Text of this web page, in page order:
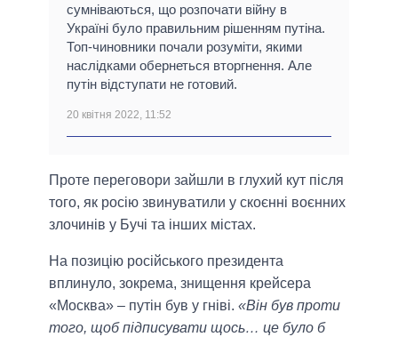
сумніваються, що розпочати війну в
Україні було правильним рішенням путіна.
Топ-чиновники почали розуміти, якими
наслідками обернеться вторгнення. Але
путін відступати не готовий.
20 квітня 2022, 11:52
Проте переговори зайшли в глухий кут після
того, як росію звинуватили у скоєнні воєнних
злочинів у Бучі та інших містах.
На позицію російського президента
вплинуло, зокрема, знищення крейсера
«Москва» – путін був у гніві. «Він був проти
того, щоб підписувати щось… це було б